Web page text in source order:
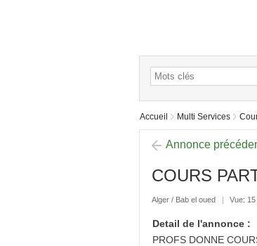
Accueil Multi Services
Annonce
COURS
Alger / Bab el oued Vue: 15
Detail de l'annonce :
PROFS DONNE